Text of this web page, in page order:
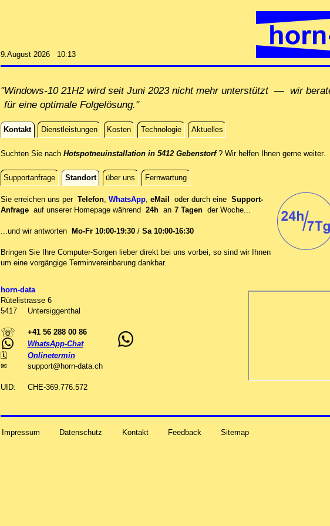
9.August 2026 10:13
"Windows-10 21H2 wird seit Juni 2023 nicht mehr unterstützt — wir
für eine optimale Folgelösung."
Kontakt Dienstleistungen Kosten Technologie Aktuelles
Kontakt
Suchten Sie nach Hotspotneuinstallation in 5412 Gebenstorf? Wir helfen Ihnen gerne weiter.
Supportanfrage Standort über uns Fernwartung
Standort
Sie erreichen uns per Telefon, WhatsApp, eMail oder durch eine Support-
Anfrage auf unserer Homepage während 24h an 7 Tagen der Woche...
...und wir antworten Mo-Fr 10:00-19:30/ Sa 10:00-16:30
Bringen Sie Ihre Computer-Sorgen lieber direkt bei uns vorbei, so sind wir Ih‍nen
um eine vorgängige Terminvereinbarung dankbar.
horn-data
Rütelistrasse 6
5417
Untersiggenthal
☏
+41 56 288 00 86
WhatsApp-Chat
🗓
Onlinetermin
✉
support@horn-data. ch
UID: CHE-369.776.572
Impressum Datenschutz Kontakt Feedback Sitemap